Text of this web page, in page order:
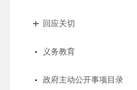
回应关切
义务教育
政府主动公开事项目录